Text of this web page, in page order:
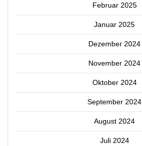
Februar 2025
Januar 2025
Dezember 2024
November 2024
Oktober 2024
September 2024
August 2024
Juli 2024